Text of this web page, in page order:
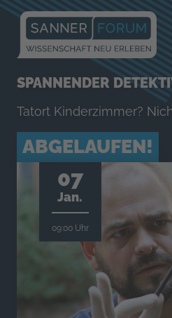
SPANNENDER
Tatort Kinderzimmer?
ABGELAUFEN!
07
Jan.
09:00 Uhr